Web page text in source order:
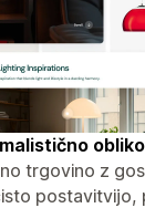
trgovino z
postavitvijo,